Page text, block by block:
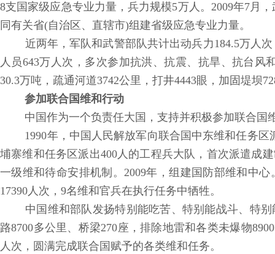
8支国家级应急专业力量，兵力规模5万人。2009年7月
同有关省(自治区、直辖市)组建省级应急专业力量。
近两年，军队和武警部队共计出动兵力184.5万人
人员643万人次，多次参加抗洪、抗震、抗旱、抗台
30.3万吨，疏通河道3742公里，打井4443眼，加固堤坝
参加联合国维和行动
中国作为一个负责任大国，支持并积极参加联合国
1990年，中国人民解放军向联合国中东维和任务区
埔寨维和任务区派出400人的工程兵大队，首次派遣成
一级维和待命安排机制。2009年，组建国防部维和中
17390人次，9名维和官兵在执行任务中牺牲。
中国维和部队发扬特别能吃苦、特别能战斗、特
路8700多公里、桥梁270座，排除地雷和各类未爆物
人次，圆满完成联合国赋予的各类维和任务。